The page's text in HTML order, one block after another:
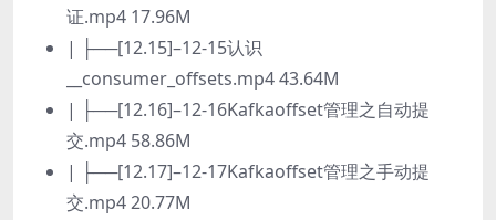
证.mp4 17.96M
| ├──[12.15]–12-15认识
__consumer_offsets.mp4 43.64M
| ├──[12.16]–12-16Kafkaoffset管理之自动提
交.mp4 58.86M
| ├──[12.17]–12-17Kafkaoffset管理之手动提
交.mp4 20.77M